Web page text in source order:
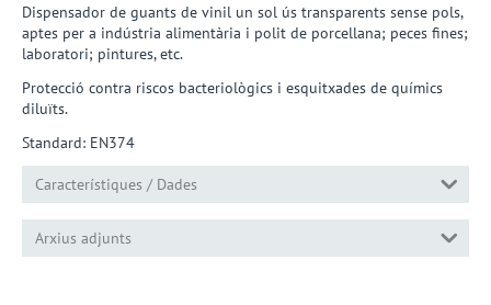
Dispensador de guants de vinil un sol ús transparents sense pols,
aptes per a indústria alimentària i polit de porcellana; peces fines;
laboratori; pintures, etc.
Protecció contra riscos bacteriològics i esquitxades de químics
diluïts.
Standard: EN374
Característiques / Dades
Arxius adjunts